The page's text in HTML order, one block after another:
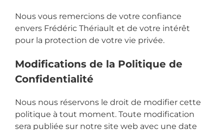
Nous vous remercions de votre confiance
envers Frédéric Thériault et de votre intérêt
pour la protection de votre vie privée.
Modifications de la Politique de
Confidentialité
Nous nous réservons le droit de modifier cette
politique à tout moment. Toute modification
sera publiée sur notre site web avec une date